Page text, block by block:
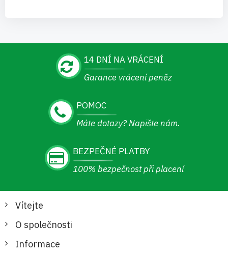
14 DNÍ NA VRÁCENÍ
Garance vrácení peněz
POMOC
Máte dotazy? Napište nám.
BEZPEČNÉ PLATBY
100% bezpečnost při placení
Vítejte
O společnosti
Informace